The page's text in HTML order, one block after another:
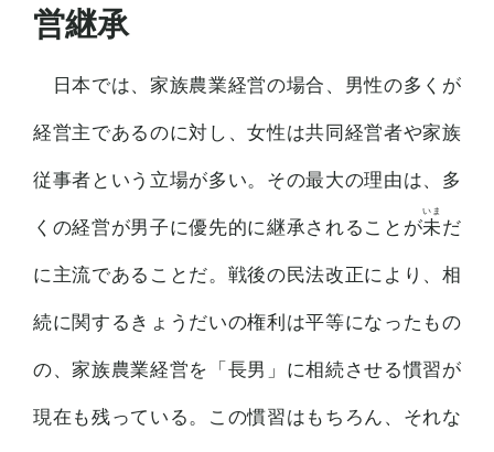
営継承
日本では、家族農業経営の場合、男性の多くが
経営主であるのに対し、女性は共同経営者や家族
従事者という立場が多い。その最大の理由は、多
くの経営が男子に優先的に継承されることが未だ
に主流であることだ。戦後の民法改正により、相
続に関するきょうだいの権利は平等になったもの
の、家族農業経営を「長男」に相続させる慣習が
現在も残っている。この慣習はもちろん、それな